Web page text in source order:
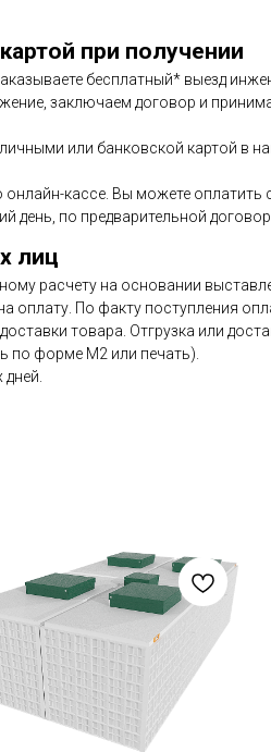
при получении
бесплатный* выезд
заключаем договор и
или банковской картой в
онлайн-кассе. Вы можете
день, по предварительной
лиц
расчету на основании
оплату. По факту поступления
товара. Отгрузка или
по форме М2 или печать).